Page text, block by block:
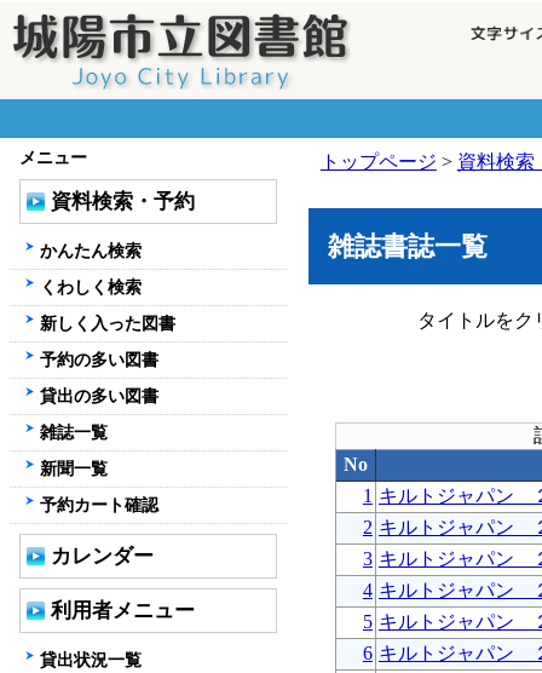
トップページ > 資料検索
雑誌書誌一覧
タイトルをク
No
1 キルトジャパン
2 キルトジャパン
3 キルトジャパン
4 キルトジャパン
5 キルトジャパン
6 キルトジャパン
メニュー
資料検索・予約
かんたん検索
くわしく検索
新しく入った図書
予約の多い図書
貸出の多い図書
雑誌一覧
新聞一覧
予約カート確認
カレンダー
利用者メニュー
貸出状況一覧